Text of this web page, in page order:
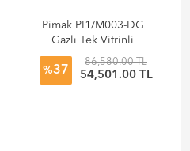
Pimak PI1/M003-DG
Gazlı Tek Vitrinli
Çevirme Makinesi
%37
86,580.00 TL
54,501.00 TL